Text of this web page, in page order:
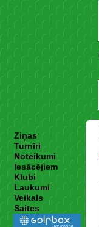
Ziņas
Turnīri
Noteikumi
Iesācējiem
Klubi
Laukumi
Veikals
Saites